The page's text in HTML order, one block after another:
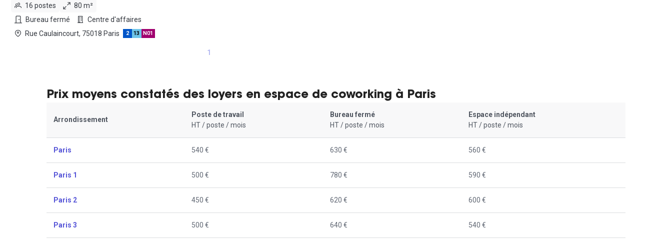
16 postes
80 m²
Bureau fermé
Centre d'affaires
Rue Caulaincourt, 75018 Paris
2 13 N01
1
Prix moyens constatés des loyers en espace de coworking à Paris
Arrondissement
Poste de travail
HT / poste / mois
Bureau fermé
HT / poste / mois
Espace indépendant
HT / poste / mois
Paris 540 € 630 € 560 €
Paris 1 500 € 780 € 590 €
Paris 2 450 € 620 € 600 €
Paris 3 500 € 640 € 540 €